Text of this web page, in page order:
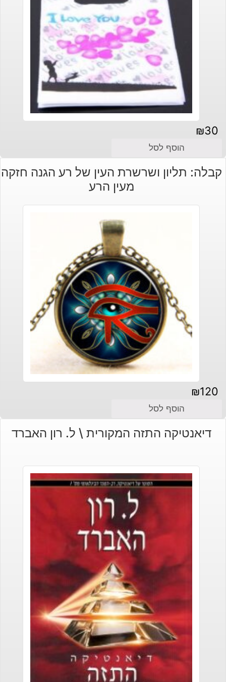
₪30
הוסף לסל
קבלה: תליון ושרשרת העין של רע הגנה חזקה
מעין הרע
₪120
הוסף לסל
דיאנטיקה התזה המקורית \ ל. רון האברד